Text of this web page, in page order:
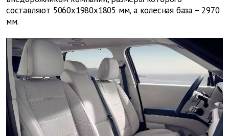
составляют 5060x1980x1805 мм, а колесная база – 2970
мм.